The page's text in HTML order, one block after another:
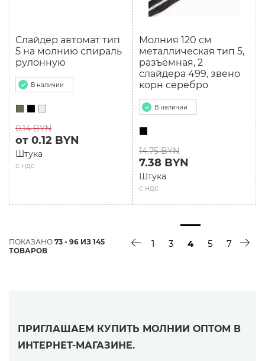
Слайдер автомат тип
5 на молнию спираль
рулонную
В наличии
0.14 BYN
с ндс
от 0.12 BYN
Штука
Молния 120 см
мeталлическая тип 5,
разъемная, 2
слайдера 499, звено
корн серебро
В наличии
14.75 BYN
с ндс
7.38 BYN
Штука
ПОКАЗАНО 73 - 96 ИЗ 145
ТОВАРОВ
1 3 4 5 7
ПРИГЛАШАЕМ КУПИТЬ МОЛНИИ ОПТОМ В
ИНТЕРНЕТ-МАГАЗИНЕ.